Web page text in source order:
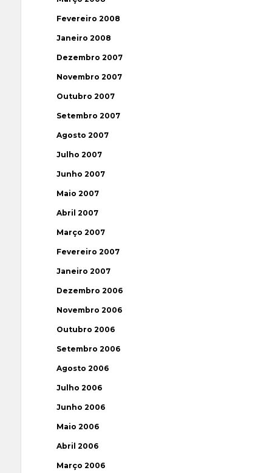
Fevereiro 2008
Janeiro 2008
Dezembro 2007
Novembro 2007
Outubro 2007
Setembro 2007
Agosto 2007
Julho 2007
Junho 2007
Maio 2007
Abril 2007
Março 2007
Fevereiro 2007
Janeiro 2007
Dezembro 2006
Novembro 2006
Outubro 2006
Setembro 2006
Agosto 2006
Julho 2006
Junho 2006
Maio 2006
Abril 2006
Março 2006